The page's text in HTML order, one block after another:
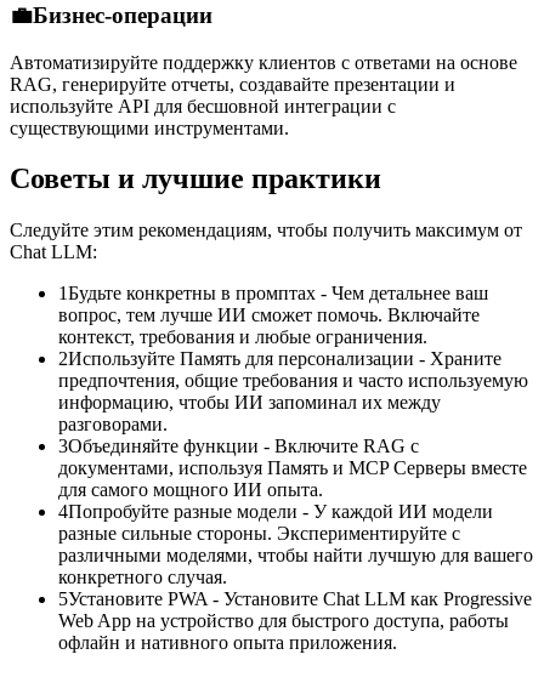
💼Бизнес-операции
Автоматизируйте поддержку клиентов с ответами на основе
RAG, генерируйте отчеты, создавайте презентации и
используйте API для бесшовной интеграции с
существующими инструментами.
Советы и лучшие практики
Следуйте этим рекомендациям, чтобы получить максимум от
Chat LLM:
1Будьте конкретны в промптах - Чем детальнее ваш
вопрос, тем лучше ИИ сможет помочь. Включайте
контекст, требования и любые ограничения.
2Используйте Память для персонализации - Храните
предпочтения, общие требования и часто используемую
информацию, чтобы ИИ запоминал их между
разговорами.
3Объединяйте функции - Включите RAG с
документами, используя Память и MCP Серверы вместе
для самого мощного ИИ опыта.
4Попробуйте разные модели - У каждой ИИ модели
разные сильные стороны. Экспериментируйте с
различными моделями, чтобы найти лучшую для вашего
конкретного случая.
5Установите PWA - Установите Chat LLM как Progressive
Web App на устройство для быстрого доступа, работы
офлайн и нативного опыта приложения.